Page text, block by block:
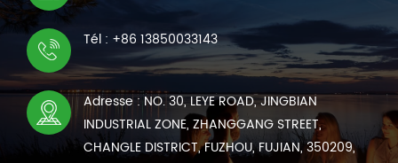
Tél : +86 13850033143
Adresse : NO. 30, LEYE ROAD, JINGBIAN
INDUSTRIAL ZONE, ZHANGGANG STREET,
CHANGLE DISTRICT, FUZHOU, FUJIAN, 350209,